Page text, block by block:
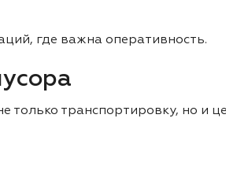
где важна оперативность.
транспортировку, но и